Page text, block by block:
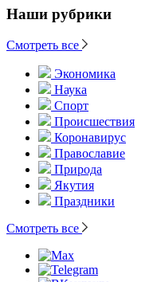
Наши рубрики
Смотреть все
Экономика
Наука
Спорт
Происшествия
Коронавирус
Православие
Природа
Якутия
Праздники
Смотреть все